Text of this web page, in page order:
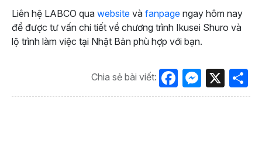
Liên hệ LABCO qua website và fanpage ngay hôm nay
để được tư vấn chi tiết về chương trình Ikusei Shuro và
lộ trình làm việc tại Nhật Bản phù hợp với bạn.
Chia sẻ bài viết: Facebook
X